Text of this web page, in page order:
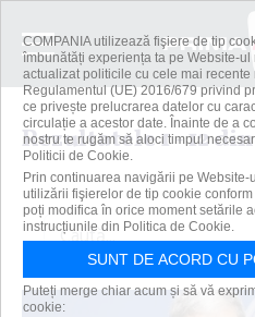
Rezultatele 1 - 12
Caută
COMPANIA utilizează fişiere de tip
îmbunătăți experiența ta pe Website-
actualizat politicile cu cele mai
Regulamentul (UE) 2016/679 privind
ce privește prelucrarea datelor cu
circulație a acestor date. Înainte de a
nostru te rugăm să aloci timpul
Politicii de Cookie.
Prin continuarea navigării pe
utilizării fişierelor de tip cookie
poți modifica în orice moment setările
instrucțiunile din Politica de Cookie.
SUNT DE ACORD CU
Puteți merge chiar acum și să vă
cookie: